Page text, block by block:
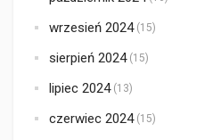
wrzesień 2024(15)
sierpień 2024(15)
lipiec 2024(13)
czerwiec 2024(15)